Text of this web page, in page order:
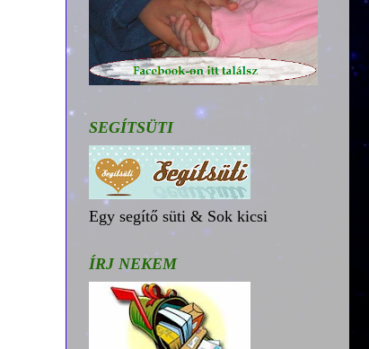
SEGÍTSÜTI
Egy segítő süti & Sok kicsi
ÍRJ NEKEM